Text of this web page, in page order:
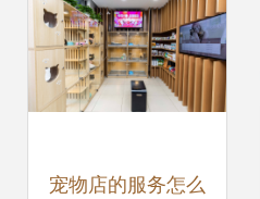
宠物店的服务怎么